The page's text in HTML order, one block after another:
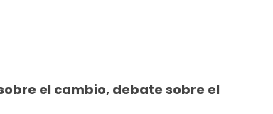
el cambio, debate sobre el